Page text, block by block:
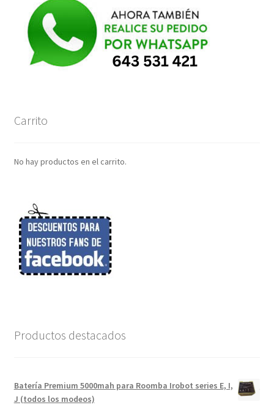
Carrito
No hay productos en el carrito.
Productos destacados
Batería Premium 5000mah para Roomba Irobot series E, I,
J (todos los modeos)